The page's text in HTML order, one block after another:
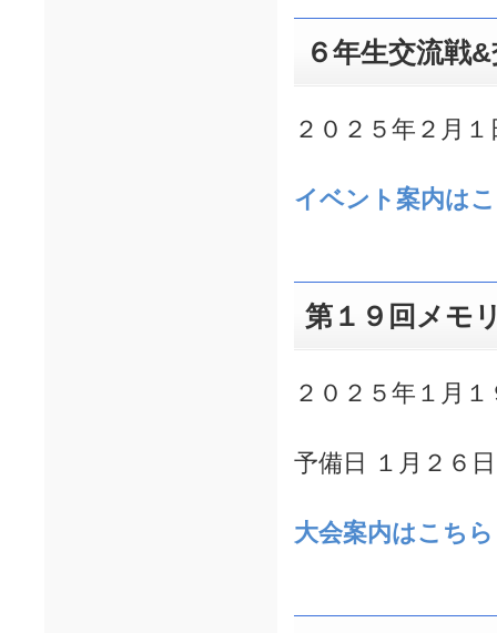
６年生交流戦
２０２５年２月
イベント案内は
第１９回メモ
２０２５年１月
予備日 １月２６
大会案内はこちら